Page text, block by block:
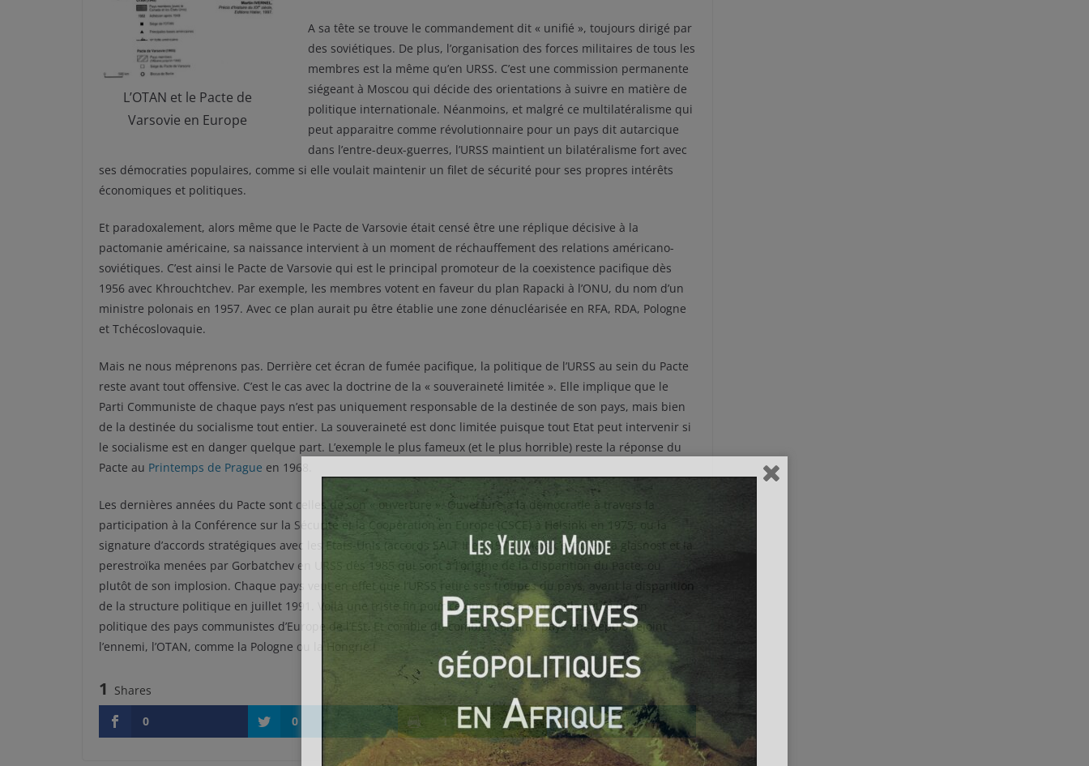
L’OTAN et le Pacte de
Varsovie en Europe
A sa tête se trouve le commandement dit « unifié », toujours dirigé par
des soviétiques. De plus, l’organisation des forces militaires de tous les
membres est la même qu’en URSS. C’est une commission permanente
siégeant à Moscou qui décide des orientations à suivre en matière de
politique internationale. Néanmoins, et malgré ce multilatéralisme qui
peut apparaitre comme révolutionnaire pour un pays dit autarcique
dans l’entre-deux-guerres, l’URSS maintient un bilatéralisme fort avec
ses démocraties populaires, comme si elle voulait maintenir un filet de sécurité pour ses propres intérêts
économiques et politiques.
Et paradoxalement, alors même que le Pacte de Varsovie était censé être une réplique décisive à la
pactomanie américaine, sa naissance intervient à un moment de réchauffement des relations américano-
soviétiques. C’est ainsi le Pacte de Varsovie qui est le principal promoteur de la coexistence pacifique dès
1956 avec Khrouchtchev. Par exemple, les membres votent en faveur du plan Rapacki à l’ONU, du nom d’un
ministre polonais en 1957. Avec ce plan aurait pu être établie une zone dénucléarisée en RFA, RDA, Pologne
et Tchécoslovaquie.
Mais ne nous méprenons pas. Derrière cet écran de fumée pacifique, la politique de l’URSS au sein du Pacte
reste avant tout offensive. C’est le cas avec la doctrine de la « souveraineté limitée ». Elle implique que le
Parti Communiste de chaque pays n’est pas uniquement responsable de la destinée de son pays, mais bien
de la destinée du socialisme tout entier. La souveraineté est donc limitée puisque tout Etat peut intervenir si
le socialisme est en danger quelque part. L’exemple le plus fameux (et le plus horrible) reste la réponse du
Pacte au Printemps de Prague en 1968.
Les dernières années du Pacte sont celles de son « ouverture ». Ouverture à la démocratie à travers la
participation à la Conférence sur la Sécurité et la Coopération en Europe (CSCE) à Helsinki en 1975, ou la
signature d’accords stratégiques avec les Etats-Unis (accords SALT II en 1979). Mais c’est bien la glasnost et la
perestroïka menées par Gorbatchev en URSS dès 1985 qui sont à l’origine de la disparition du Pacte, ou
plutôt de son implosion. Chaque pays veut en effet que l’URSS retire ses troupes du pays, avant la disparition
de la structure politique en juillet 1991. Voilà une triste fin pour ce qui restera comme la seule union
politique des pays communistes d’Europe de l’Est. Et comble du comble, certains pays ont depuis rejoint
l’ennemi, l’OTAN, comme la Pologne ou la Hongrie !
1 Shares
0
0 1 0